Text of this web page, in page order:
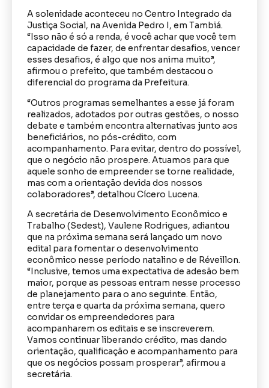
A solenidade aconteceu no Centro Integrado da
Justiça Social, na Avenida Pedro I, em Tambiá.
“Isso não é só a renda, é você achar que você tem
capacidade de fazer, de enfrentar desafios, vencer
esses desafios, é algo que nos anima muito”,
afirmou o prefeito, que também destacou o
diferencial do programa da Prefeitura.
“Outros programas semelhantes a esse já foram
realizados, adotados por outras gestões, o nosso
debate e também encontra alternativas junto aos
beneficiários, no pós-crédito, com
acompanhamento. Para evitar, dentro do possível,
que o negócio não prospere. Atuamos para que
aquele sonho de empreender se torne realidade,
mas com a orientação devida dos nossos
colaboradores”, detalhou Cícero Lucena.
A secretária de Desenvolvimento Econômico e
Trabalho (Sedest), Vaulene Rodrigues, adiantou
que na próxima semana será lançado um novo
edital para fomentar o desenvolvimento
econômico nesse período natalino e de Réveillon.
“Inclusive, temos uma expectativa de adesão bem
maior, porque as pessoas entram nesse processo
de planejamento para o ano seguinte. Então,
entre terça e quarta da próxima semana, quero
convidar os empreendedores para
acompanharem os editais e se inscreverem.
Vamos continuar liberando crédito, mas dando
orientação, qualificação e acompanhamento para
que os negócios possam prosperar”, afirmou a
secretária.